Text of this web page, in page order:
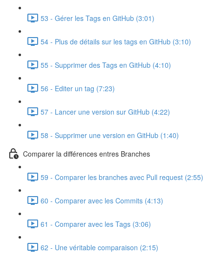
53 - Gérer les Tags en GitHub (3:01)
54 - Plus de détails sur les tags en GitHub (3:10)
55 - Supprimer des Tags en GitHub (4:10)
56 - Editer un tag (7:23)
57 - Lancer une version sur GitHub (4:22)
58 - Supprimer une version en GitHub (1:40)
Comparer la différences entres Branches
59 - Comparer les branches avec Pull request (2:55)
60 - Comparer avec les Commits (4:13)
61 - Comparer avec les Tags (3:06)
62 - Une véritable comparaison (2:15)